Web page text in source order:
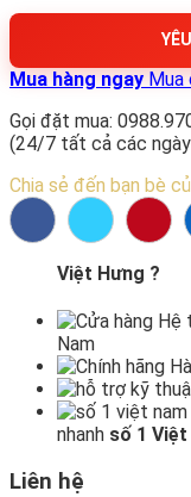
Mua hàng ngay Mua
Gọi đặt mua:
(24/7 tất cả các
Chia sẻ đến bạn bè
Việt Hưng ?
Hệ
Nam
nhanh số 1 Việt
Liên hệ